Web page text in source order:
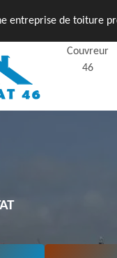
entreprise de toiture
Couvreur
46